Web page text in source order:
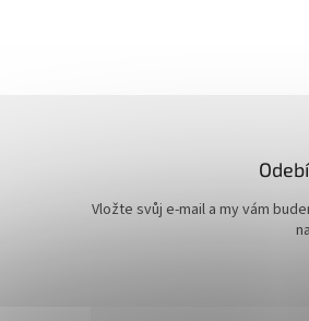
Vložte svůj e-mail a my vám